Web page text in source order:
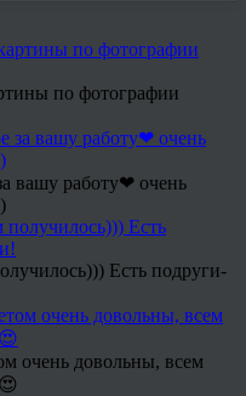
по фотографии
вашу работу❤ очень
Есть подруги-
очень довольны, всем